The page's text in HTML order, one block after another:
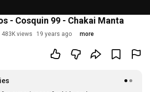
- Cosquin 99 - Chakai Manta
483K views 19 years ago more